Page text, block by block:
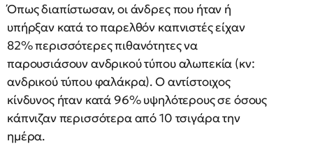
Όπως διαπίστωσαν, οι άνδρες που ήταν ή
υπήρξαν κατά το παρελθόν καπνιστές είχαν
82% περισσότερες πιθανότητες να
παρουσιάσουν ανδρικού τύπου αλωπεκία (κν:
ανδρικού τύπου φαλάκρα). Ο αντίστοιχος
κίνδυνος ήταν κατά 96% υψηλότερους σε όσους
κάπνιζαν περισσότερα από 10 τσιγάρα την
ημέρα.